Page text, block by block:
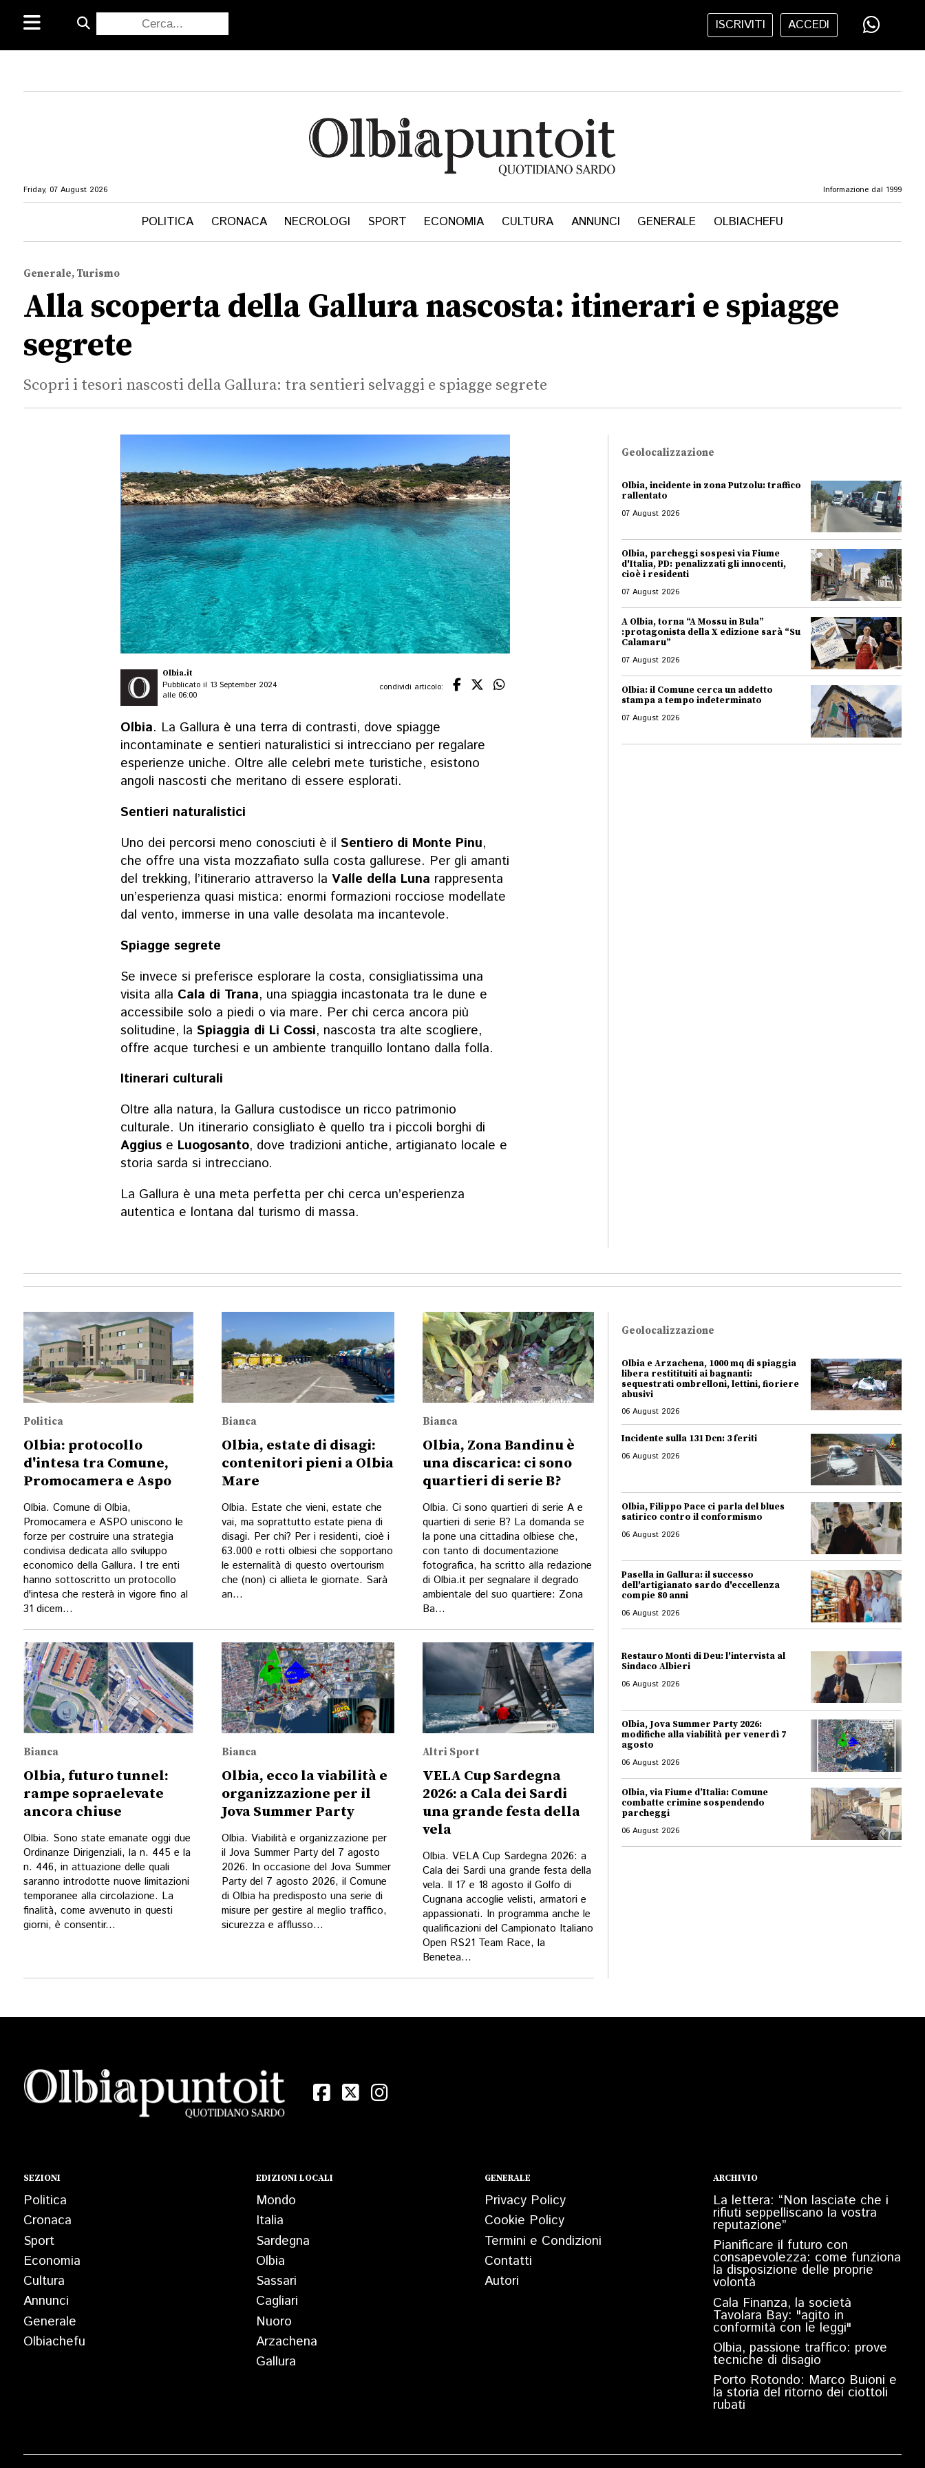
ISCRIVITI ACCEDI
Friday, 07 August 2026 Informazione dal 1999
POLITICA CRONACA NECROLOGI SPORT ECONOMIA CULTURA ANNUNCI GENERALE OLBIACHEFU
Generale, Turismo
Alla scoperta della Gallura nascosta: itinerari e spiagge
segrete
Scopri i tesori nascosti della Gallura: tra sentieri selvaggi e spiagge segrete
Olbia.it
Pubblicato il 13 September 2024
alle 06:00
condividi articolo:
Olbia. La Gallura è una terra di contrasti, dove spiagge
incontaminate e sentieri naturalistici si intrecciano per regalare
esperienze uniche. Oltre alle celebri mete turistiche, esistono
angoli nascosti che meritano di essere esplorati.
Sentieri naturalistici
Uno dei percorsi meno conosciuti è il Sentiero di Monte Pinu,
che offre una vista mozzafiato sulla costa gallurese. Per gli amanti
del trekking, l’itinerario attraverso laValle della Luna rappresenta
un’esperienza quasi mistica: enormi formazioni rocciose modellate
dal vento, immerse in una valle desolata ma incantevole.
Spiagge segrete
Se invece si preferisce esplorare la costa, consigliatissima una
visita alla Cala di Trana, una spiaggia incastonata tra le dune e
accessibile solo a piedi o via mare. Per chi cerca ancora più
solitudine, la Spiaggia di Li Cossi, nascosta tra alte scogliere,
offre acque turchesi e un ambiente tranquillo lontano dalla folla.
Itinerari culturali
Oltre alla natura, la Gallura custodisce un ricco patrimonio
culturale. Un itinerario consigliato è quello tra i piccoli borghi di
Aggius e Luogosanto, dove tradizioni antiche, artigianato locale e
storia sarda si intrecciano.
La Gallura è una meta perfetta per chi cerca un’esperienza
autentica e lontana dal turismo di massa.
Geolocalizzazione
Olbia, incidente in zona Putzolu: traffico
rallentato
07 August 2026
Olbia, parcheggi sospesi via Fiume
d'Italia, PD: penalizzati gli innocenti,
cioè i residenti
07 August 2026
A Olbia, torna “A Mossu in Bula”
:protagonista della X edizione sarà “Su
Calamaru”
07 August 2026
Olbia: il Comune cerca un addetto
stampa a tempo indeterminato
07 August 2026
Politica
Olbia: protocollo
d'intesa tra Comune,
Promocamera e Aspo
Olbia. Comune di Olbia,
Promocamera e ASPO uniscono le
forze per costruire una strategia
condivisa dedicata allo sviluppo
economico della Gallura. I tre enti
hanno sottoscritto un protocollo
d'intesa che resterà in vigore fino al
31 dicem...
Bianca
Olbia, estate di disagi:
contenitori pieni a Olbia
Mare
Olbia. Estate che vieni, estate che
vai, ma soprattutto estate piena di
disagi. Per chi? Per i residenti, cioè i
63.000 e rotti olbiesi che sopportano
le esternalità di questo overtourism
che (non) ci allieta le giornate. Sarà
an...
Bianca
Olbia, Zona Bandinu è
una discarica: ci sono
quartieri di serie B?
Olbia. Ci sono quartieri di serie A e
quartieri di serie B? La domanda se
la pone una cittadina olbiese che,
con tanto di documentazione
fotografica, ha scritto alla redazione
di Olbia.it per segnalare il degrado
ambientale del suo quartiere: Zona
Ba...
Bianca
Olbia, futuro tunnel:
rampe sopraelevate
ancora chiuse
Olbia. Sono state emanate oggi due
Ordinanze Dirigenziali, la n. 445 e la
n. 446, in attuazione delle quali
saranno introdotte nuove limitazioni
temporanee alla circolazione. La
finalità, come avvenuto in questi
giorni, è consentir...
Bianca
Olbia, ecco la viabilità e
organizzazione per il
Jova Summer Party
Olbia. Viabilità e organizzazione per
il Jova Summer Party del 7 agosto
2026. In occasione del Jova Summer
Party del 7 agosto 2026, il Comune
di Olbia ha predisposto una serie di
misure per gestire al meglio traffico,
sicurezza e afflusso...
Altri Sport
VELA Cup Sardegna
2026: a Cala dei Sardi
una grande festa della
vela
Olbia. VELA Cup Sardegna 2026: a
Cala dei Sardi una grande festa della
vela. Il 17 e 18 agosto il Golfo di
Cugnana accoglie velisti, armatori e
appassionati. In programma anche le
qualificazioni del Campionato Italiano
Open RS21 Team Race, la
Benetea...
Geolocalizzazione
Olbia e Arzachena, 1000 mq di spiaggia
libera restitituiti ai bagnanti:
sequestrati ombrelloni, lettini, fioriere
abusivi
06 August 2026
Incidente sulla 131 Dcn: 3 feriti
06 August 2026
Olbia, Filippo Pace ci parla del blues
satirico contro il conformismo
06 August 2026
Pasella in Gallura: il successo
dell'artigianato sardo d'eccellenza
compie 80 anni
06 August 2026
Restauro Monti di Deu: l'intervista al
Sindaco Albieri
06 August 2026
Olbia, Jova Summer Party 2026:
modifiche alla viabilità per venerdì 7
agosto
06 August 2026
Olbia, via Fiume d’Italia: Comune
combatte crimine sospendendo
parcheggi
06 August 2026
SEZIONI
Politica
Cronaca
Sport
Economia
Cultura
Annunci
Generale
Olbiachefu
EDIZIONI LOCALI
Mondo
Italia
Sardegna
Olbia
Sassari
Cagliari
Nuoro
Arzachena
Gallura
GENERALE
Privacy Policy
Cookie Policy
Termini e Condizioni
Contatti
Autori
ARCHIVIO
La lettera: “Non lasciate che i
rifiuti seppelliscano la vostra
reputazione”
Pianificare il futuro con
consapevolezza: come funziona
la disposizione delle proprie
volontà
Cala Finanza, la società
Tavolara Bay: "agito in
conformità con le leggi"
Olbia, passione traffico: prove
tecniche di disagio
Porto Rotondo: Marco Buioni e
la storia del ritorno dei ciottoli
rubati